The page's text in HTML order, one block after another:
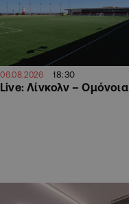
06.08.2026 18:30
Live: Λίνκολν – Ομόνοια